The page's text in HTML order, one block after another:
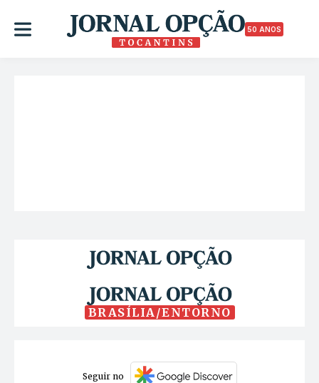
50 ANOS
BRASÍLIA/ENTORNO
Seguir no